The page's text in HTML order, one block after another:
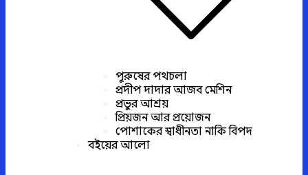
পুরুষের পথচলা
প্রদীপ দাদার আজব মেশিন
প্রভুর আশ্রয়
প্রিয়জন আর প্রয়োজন
পোশাকের স্বাধীনতা নাকি বিপদ
বইয়ের আলো